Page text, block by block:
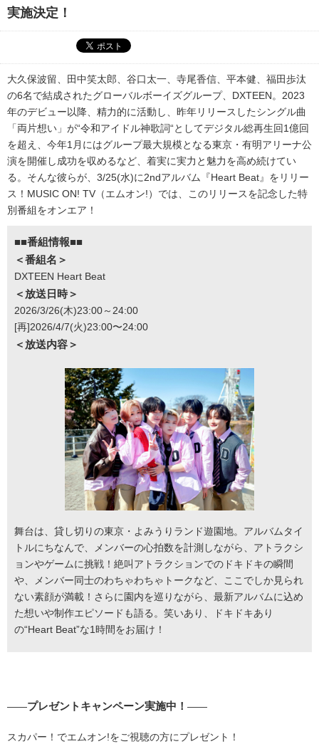
実施決定！
大久保波留、田中笑太郎、谷口太一、寺尾香信、平本健、福田歩汰
の6名で結成されたグローバルボーイズグループ、DXTEEN。2023
年のデビュー以降、精力的に活動し、昨年リリースしたシングル曲
「両片想い」が“令和アイドル神歌詞“としてデジタル総再生回1億回
を超え、今年1月にはグループ最大規模となる東京・有明アリーナ公
演を開催し成功を収めるなど、着実に実力と魅力を高め続けてい
る。そんな彼らが、3/25(水)に2ndアルバム『Heart Beat』をリリー
ス！MUSIC ON! TV（エムオン!）では、このリリースを記念した特
別番組をオンエア！
■■番組情報■■
＜番組名＞
DXTEEN Heart Beat
＜放送日時＞
2026/3/26(木)23:00～24:00
[再]2026/4/7(火)23:00〜24:00
＜放送内容＞
舞台は、貸し切りの東京・よみうりランド遊園地。アルバムタイ
トルにちなんで、メンバーの心拍数を計測しながら、アトラクシ
ョンやゲームに挑戦！絶叫アトラクションでのドキドキの瞬間
や、メンバー同士のわちゃわちゃトークなど、ここでしか見られ
ない素顔が満載！さらに園内を巡りながら、最新アルバムに込め
た想いや制作エピソードも語る。笑いあり、ドキドキあり
の“Heart Beat”な1時間をお届け！
――プレゼントキャンペーン実施中！ ――
スカパー！でエムオン!をご視聴の方にプレゼント！